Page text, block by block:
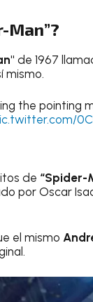
Man”?
de 1967
mismo.
the pointing
de “Spider-
por Oscar
el mismo